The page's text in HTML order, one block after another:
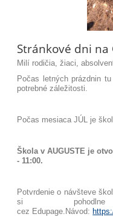
Stránkové dni na
Milí rodičia, žiaci,
Počas letných prázdnin
potrebné záležitosti.
Počas mesiaca JÚL je
Škola v AUGUSTE je
- 11:00.
Potvrdenie o návšteve
si
cez Edupage. Návod: